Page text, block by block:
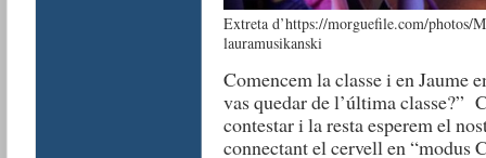
Extreta d’https://morguefile.com/photos/
lauramusikanski
Comencem la classe i en Jaume
vas quedar de l’última classe?”
contestar i la resta esperem el
connectant el cervell en “modus